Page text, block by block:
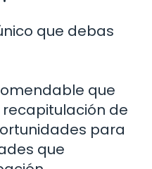
que debas
que
de
para
que